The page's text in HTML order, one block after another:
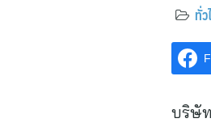
ทั่ว
บริษั